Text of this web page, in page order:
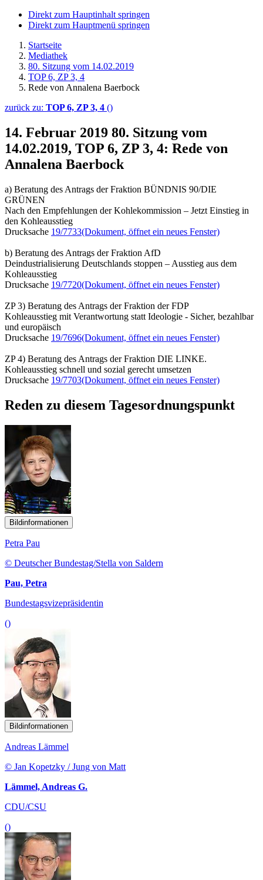
Direkt zum Hauptinhalt springen
Direkt zum Hauptmenü springen
Startseite
Mediathek
80. Sitzung vom 14.02.2019
TOP 6, ZP 3, 4
Rede von Annalena Baerbock
zurück zu: TOP 6, ZP 3, 4 ()
14. Februar 2019 80. Sitzung vom
14.02.2019, TOP 6, ZP 3, 4: Rede von
Annalena Baerbock
a) Beratung des Antrags der Fraktion BÜNDNIS 90/DIE
GRÜNEN
Nach den Empfehlungen der Kohlekommission – Jetzt Einstieg in
den Kohleausstieg
Drucksache 19/7733(Dokument, öffnet ein neues Fenster)
b) Beratung des Antrags der Fraktion AfD
Deindustrialisierung Deutschlands stoppen – Ausstieg aus dem
Kohleausstieg
Drucksache 19/7720(Dokument, öffnet ein neues Fenster)
ZP 3) Beratung des Antrags der Fraktion der FDP
Kohleausstieg mit Verantwortung statt Ideologie - Sicher, bezahlbar
und europäisch
Drucksache 19/7696(Dokument, öffnet ein neues Fenster)
ZP 4) Beratung des Antrags der Fraktion DIE LINKE.
Kohleausstieg schnell und sozial gerecht umsetzen
Drucksache 19/7703(Dokument, öffnet ein neues Fenster)
Reden zu diesem Tagesordnungspunkt
Bildinformationen
Petra Pau
© Deutscher Bundestag/Stella von Saldern
Pau, Petra
Bundestagsvizepräsidentin
()
Bildinformationen
Andreas Lämmel
© Jan Kopetzky / Jung von Matt
Lämmel, Andreas G.
CDU/CSU
()